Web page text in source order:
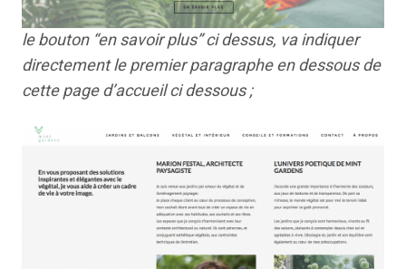
le bouton “en savoir plus” ci dessus, va indiquer
directement le premier paragraphe en dessous de
cette page d’accueil ci dessous ;